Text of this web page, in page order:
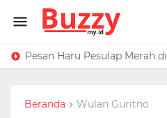
Beranda Wulan Guritno